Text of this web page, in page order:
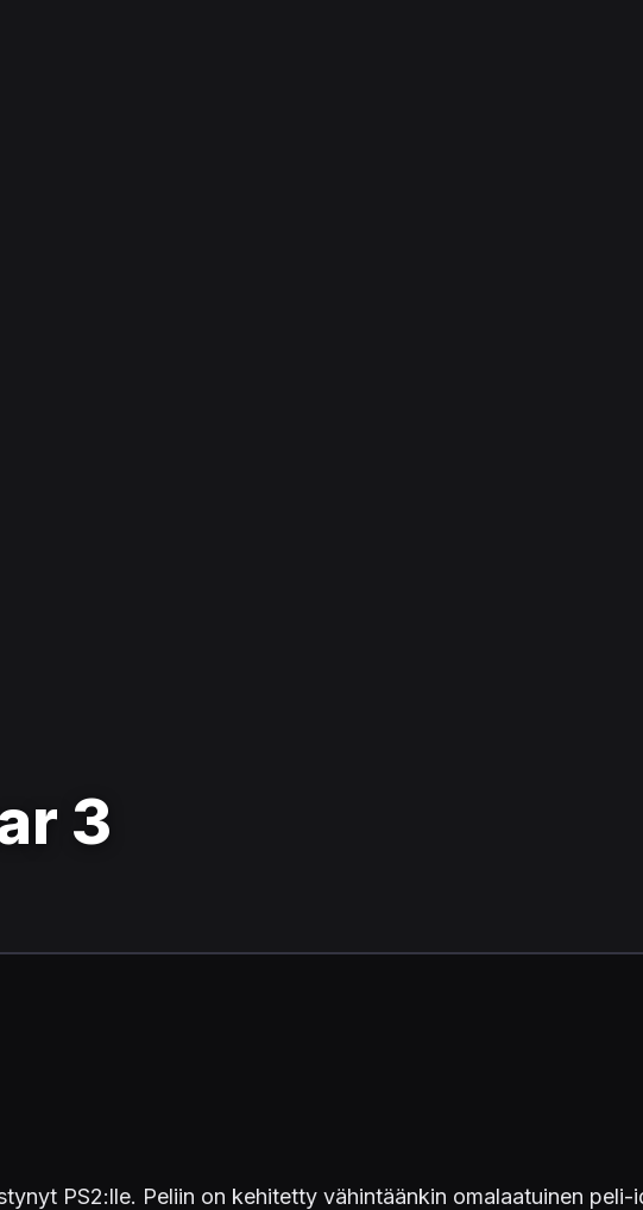
3
PS2:lle. Peliin on kehitetty vähintäänkin omalaatuinen